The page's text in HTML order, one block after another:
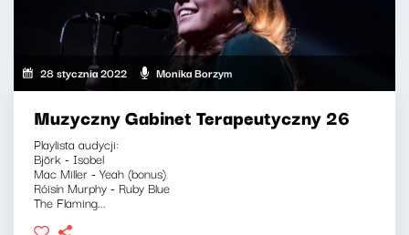
28 stycznia 2022 Monika Borzym
Muzyczny Gabinet Terapeutyczny 26
Playlista audycji:
Björk - Isobel
Mac Miller - Yeah (bonus)
Róisín Murphy - Ruby Blue
The Flaming...